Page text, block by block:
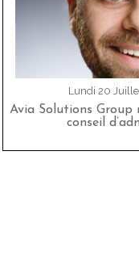
Lundi 20
Avia Solutions Group
conseil